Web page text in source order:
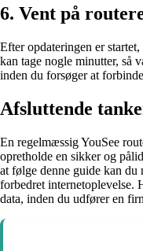
6. Vent på
Efter opdateringen er
kan tage nogle minutter, så
inden du forsøger at
Afsluttende
En regelmæssig YouSee
opretholde en sikker og
at følge denne guide kan du
forbedret internetoplevelse.
data, inden du udfører en